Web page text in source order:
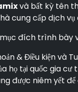
và bất kỳ tên
cung cấp dịch vụ
đích trình bày
& Điều kiện và
họ tại quốc gia
được niêm yết